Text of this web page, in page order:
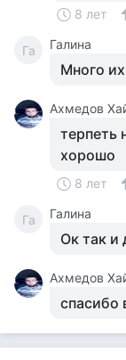
8 лет
Га Галина
Много их
Ахмедов
терпеть
хорошо
8 лет
Га Галина
Ок так и
Ахмедов
спасибо